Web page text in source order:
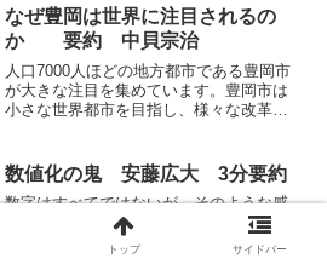
でもあります。世界の情勢や新冷戦によ
る社会、世界の変化を通じてなぜ「新冷
戦の勝者になるのは日本」なのかを知る
ことができます。
なぜ豊岡は世界に注目されるの
か 要約 中貝宗治
人口7000人ほどの地方都市である豊岡市
が大きな注目を集めています。豊岡市は
小さな世界都市を目指し、様々な改革を
い止めることに成功したことで、大きな
注目を集めています。「なぜ豊岡は世界
に注目されるのか」を通じて、地方都市
に必要なもの、小さな世界都市になるに
はどうすれば良いかを知ることができる
数値化の鬼 安藤広大 3分要約
数字はすべてではないが、そのような感
覚的な部分は基本となる数字と向き合っ
たあとに考えるべき。そのためまず初め
トップ サイドバー